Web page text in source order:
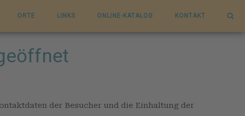
ORTE LINKS ONLINE-KATALOG KONTAKT
der Besucher und die Einhaltung der